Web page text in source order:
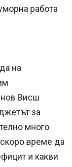
работа
на
Висш
за
много
време да
и какви